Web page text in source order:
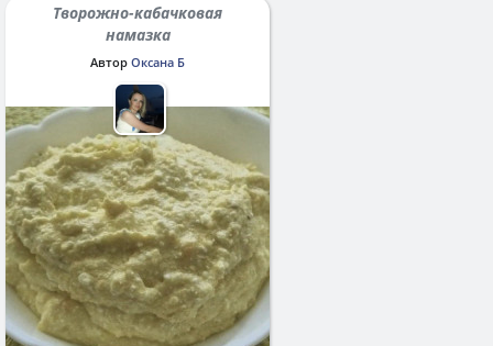
Творожно-кабачковая
намазка
Автор Оксана Б